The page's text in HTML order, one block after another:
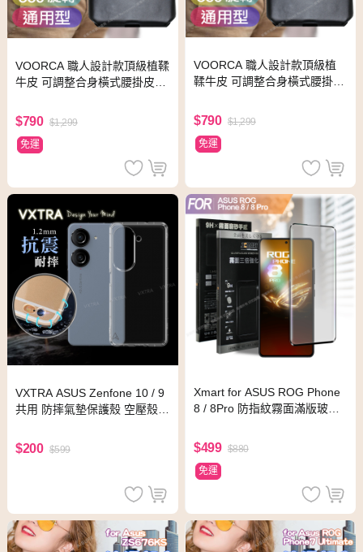
VOORCA 職人設計款頂級植鞣
牛皮 可調整合身橫式腰掛皮套f
$790 $1,299
免運
VOORCA 職人設計款頂級植
鞣牛皮 可調整合身橫式腰掛皮
蝠俠版
$790 $1,299
免運
VXTRA ASUS Zenfone 10 / 9
共用 防摔氣墊保護殼 空壓殼
$200 $599
Xmart for ASUS ROG Phone
8 / 8Pro 防指紋霧面滿版玻璃
$499 $880
免運